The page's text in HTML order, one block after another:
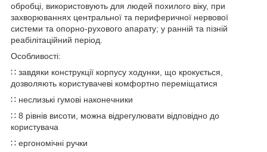
обробці, використовують для людей похилого віку, при
захворюваннях центральної та периферичної нервової
системи та опорно-рухового апарату; у ранній та пізній
реабілітаційний період.
Особливості:
∷ завдяки конструкції корпусу ходунки, що крокується,
дозволяють користувачеві комфортно переміщатися
∷ неслизькі гумові наконечники
∷ 8 рівнів висоти, можна відрегулювати відповідно до
користувача
∷ ергономічні ручки